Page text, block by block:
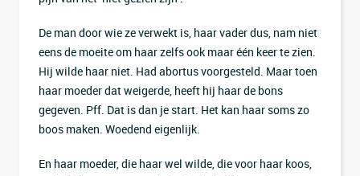
De man door wie ze verwekt is, haar vader dus, nam niet
eens de moeite om haar zelfs ook maar één keer te zien.
Hij wilde haar niet. Had abortus voorgesteld. Maar toen
haar moeder dat weigerde, heeft hij haar de bons
gegeven. Pff. Dat is dan je start. Het kan haar soms zo
boos maken. Woedend eigenlijk.
En haar moeder, die haar wel wilde, die voor haar koos,